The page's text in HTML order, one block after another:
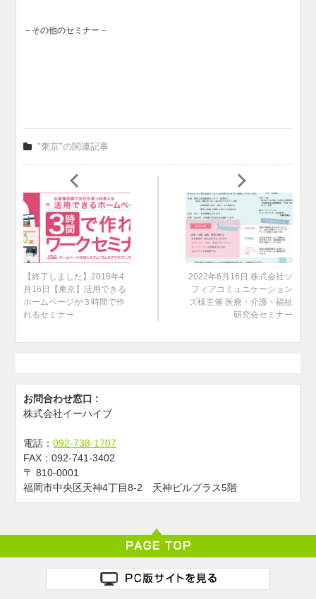
－その他のセミナー－
"東京"の関連記事
【終了しました】2018年4
月16日【東京】活用できる
ホームページが３時間で作
れるセミナー
2022年6月16日 株式会社ソ
フィアコミュニケーション
ズ様主催 医療・介護・福祉
研究会セミナー
お問合わせ窓口 :
株式会社イーハイブ
電話：092-738-1707
FAX：092-741-3402
〒810-0001
福岡市中央区天神4丁目8-2 天神ビルプラス5階